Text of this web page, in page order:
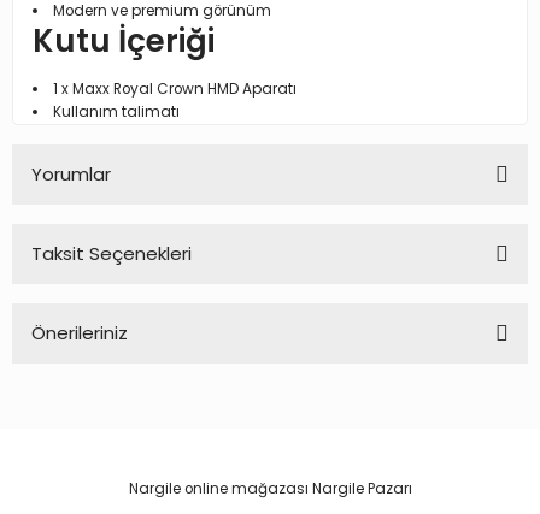
Modern ve premium görünüm
Kutu İçeriği
1 x Maxx Royal Crown HMD Aparatı
Kullanım talimatı
Yorumlar
Taksit Seçenekleri
Önerileriniz
Nargile online mağazası Nargile Pazarı